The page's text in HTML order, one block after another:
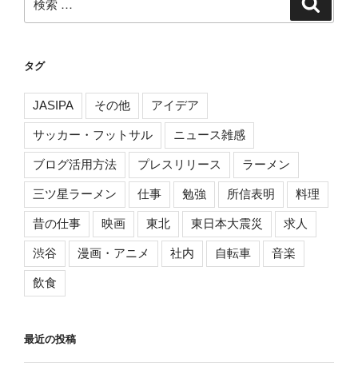
索:
タグ
JASIPA その他 アイデア
サッカー・フットサル ニュース雑感
ブログ活用方法 プレスリリース ラーメン
三ツ星ラーメン 仕事 勉強 所信表明 料理
昔の仕事 映画 東北 東日本大震災 求人
渋谷 漫画・アニメ 社内 自転車 音楽
飲食
最近の投稿